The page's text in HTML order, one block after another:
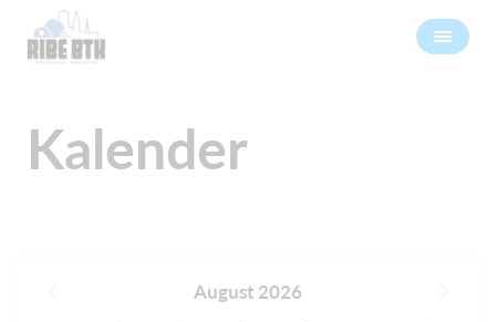
Kalender
August 2026